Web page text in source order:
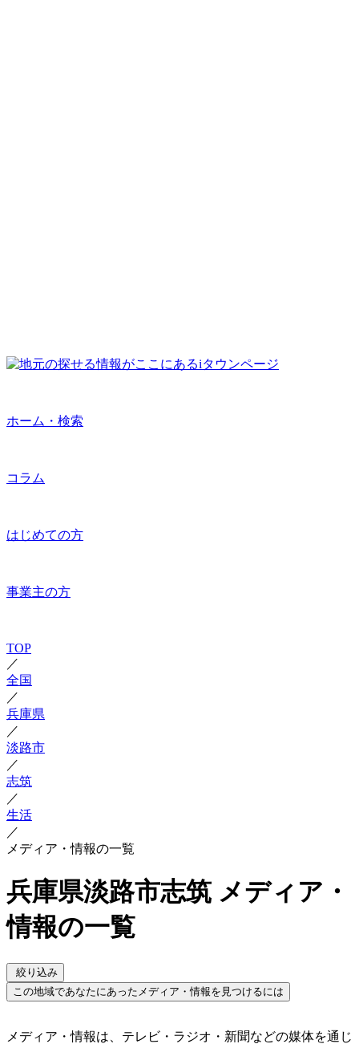
ホーム・検索
コラム
はじめての方
事業主の方
TOP
／
全国
／
兵庫県
／
淡路市
／
志筑
／
生活
／
メディア・情報の一覧
兵庫県淡路市志筑 メディア・
情報の一覧
絞り込み
この地域であなたにあったメディア・情報を見つけるには
メディア・情報は、テレビ・ラジオ・新聞などの媒体を通じ